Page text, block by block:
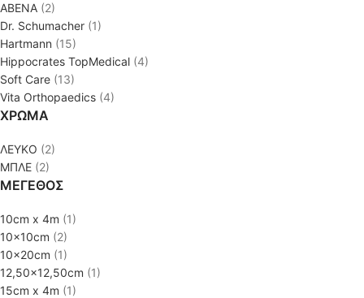
ABENA (2)
Dr. Schumacher (1)
Hartmann (15)
Hippocrates TopMedical (4)
Soft Care (13)
Vita Orthopaedics (4)
ΧΡΩΜΑ
ΛΕΥΚΟ (2)
ΜΠΛΕ (2)
ΜΕΓΕΘΟΣ
10cm x 4m (1)
10x10cm (2)
10x20cm (1)
12,50x12,50cm (1)
15cm x 4m (1)